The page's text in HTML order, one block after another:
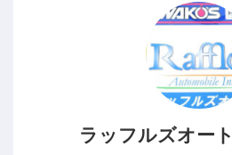
ラッフルズオー